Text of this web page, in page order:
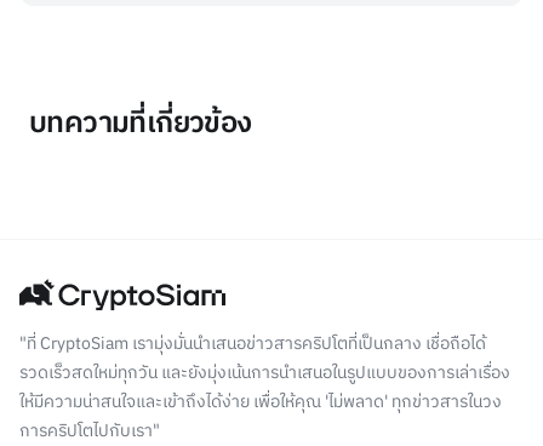
บทความที่เกี่ยวข้อง
"ที่ CryptoSiam เรามุ่งมั่นนำเสนอข่าวสารคริปโตที่เป็นกลาง เชื่อถือได้
รวดเร็วสดใหม่ทุกวัน และยังมุ่งเน้นการนำเสนอในรูปแบบของการเล่าเรื่อง
ให้มีความน่าสนใจและเข้าถึงได้ง่าย เพื่อให้คุณ 'ไม่พลาด' ทุกข่าวสารในวง
การคริปโตไปกับเรา"